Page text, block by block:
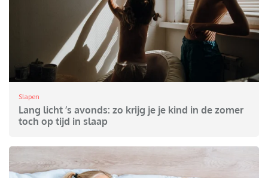
Slapen
Lang licht ’s avonds: zo krijg je je kind in de zomer
toch op tijd in slaap